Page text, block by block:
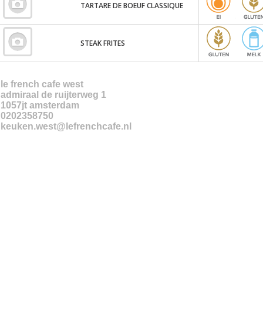
TARTARE DE BOEUF CLASSIQUE
STEAK FRITES
le french cafe west
admiraal de ruijterweg 1
1057jt amsterdam
0202358750
keuken.west@lefrenchcafe.nl